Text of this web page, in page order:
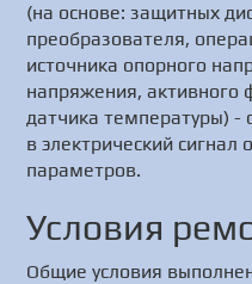
(на основе: защитных
преобразователя,
источника опорного
напряжения, активного
датчика температуры) -
в электрический
параметров.
Условия
Общие условия